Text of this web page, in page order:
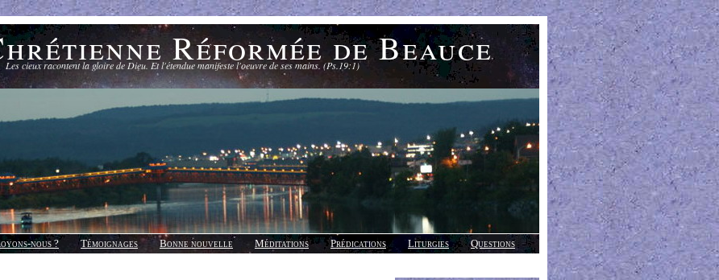
Réformée de Beauce
Les cieux racontent la gloire de Dieu. Et l'étendue manifeste l'oeuvre de ses mains. (Ps.19:1)
nous ? Témoignages Bonne nouvelle Méditations Prédications Liturgies
Questions